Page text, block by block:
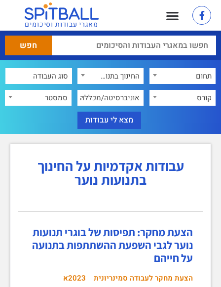
מאגרי עבודות וסיכומים
תחום
החינוך בתנועות נוער
קורס
אוניברסיטה/מכללה סמסטר
עבודות אקדמיות על החינוך
בתנועות נוער
הצעת מחקר: תפיסות של בוגרי תנועות
נוער לגבי השפעת ההשתתפות בתנועה
על חייהם
הצעת מחקר לעבודה סמינריונית 2023א